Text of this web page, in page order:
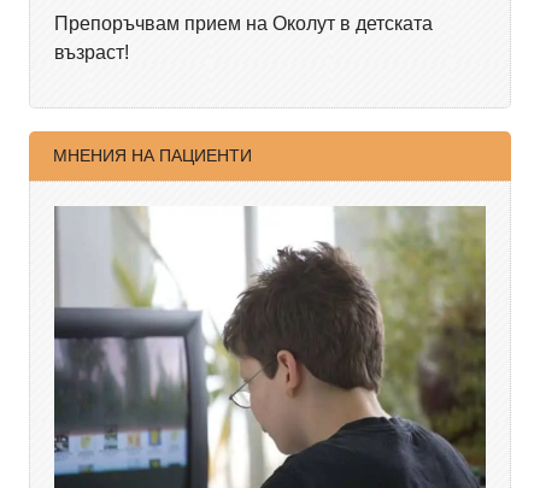
Препоръчвам прием на Околут в детската
възраст!
МНЕНИЯ НА ПАЦИЕНТИ